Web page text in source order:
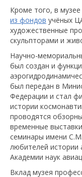
Кроме того, в
из фондов учёных
художественные
скульпторами и
Научно-
был создан и
был передан в
Федерации и стал
истории
проводятся
временные
семинары имени
любителей истории
Академии наук
Вклад музея